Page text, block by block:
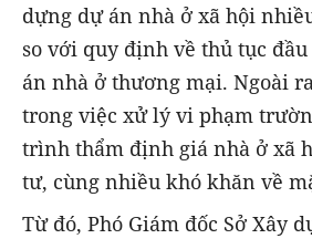
dựng dự án nhà ở xã hội
so với quy định về thủ tục
án nhà ở thương mại. Ngoài
trong việc xử lý vi phạm
trình thẩm định giá nhà ở xã
tư, cùng nhiều khó khăn về
Từ đó, Phó Giám đốc Sở Xây